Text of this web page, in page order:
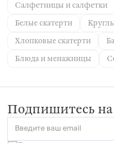
Салфетницы и салфетки
Белые скатерти
Хлопковые скатерти
Блюда и менажницы
Подпишитесь на
Введите ваш email